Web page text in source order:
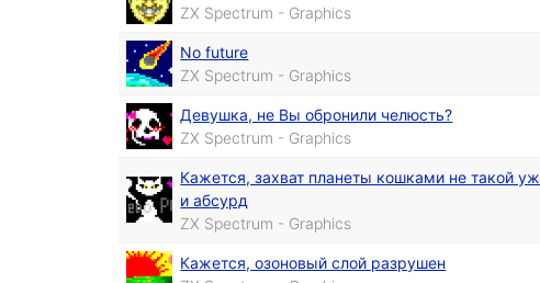
ZX Spectrum - Graphics
No future
ZX Spectrum - Graphics
Девушка, не Вы обронили челюсть?
ZX Spectrum - Graphics
Кажется, захват планеты кошками не такой уж
и абсурд
ZX Spectrum - Graphics
Кажется, озоновый слой разрушен